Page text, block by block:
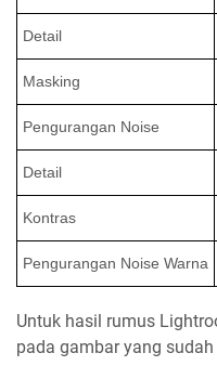
Detail
Masking
Pengurangan Noise
Detail
Kontras
Pengurangan Noise Warna
Untuk hasil rumus
pada gambar yang